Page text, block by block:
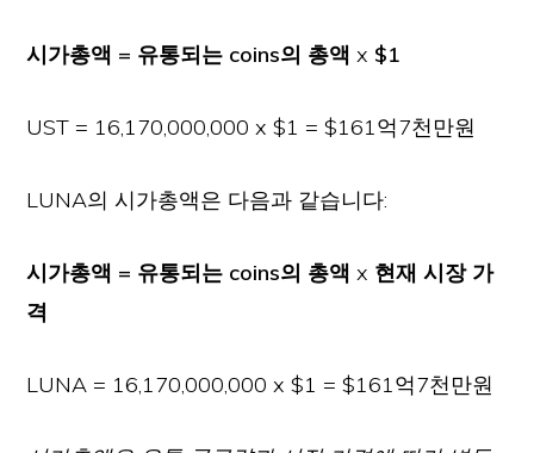
시가총액 = 유통되는 coins의 총액x $1
UST = 16,170,000,000 x $1 = $161억7천만원
LUNA의 시가총액은 다음과 같습니다:
시가총액 = 유통되는 coins의 총액x 현재 시장 가
격
LUNA = 16,170,000,000 x $1 = $161억7천만원